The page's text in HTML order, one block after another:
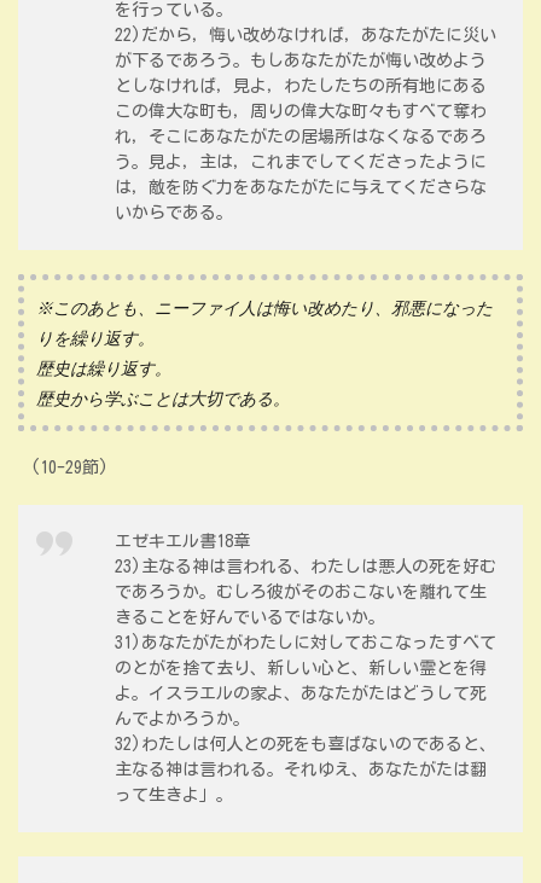
を行っている。
22)だから，悔い改めなければ，あなたがたに災い
が下るであろう。もしあなたがたが悔い改めよう
としなければ，見よ，わたしたちの所有地にある
この偉大な町も，周りの偉大な町々もすべて奪わ
れ，そこにあなたがたの居場所はなくなるであろ
う。見よ，主は，これまでしてくださったように
は，敵を防ぐ力をあなたがたに与えてくださらな
いからである。
※このあとも、ニーファイ人は悔い改めたり、邪悪になった
りを繰り返す。
歴史は繰り返す。
歴史から学ぶことは大切である。
(10-29節)
エゼキエル書18章
23)主なる神は言われる、わたしは悪人の死を好む
であろうか。むしろ彼がそのおこないを離れて生
きることを好んでいるではないか。
31)あなたがたがわたしに対しておこなったすべて
のとがを捨て去り、新しい心と、新しい霊とを得
よ。イスラエルの家よ、あなたがたはどうして死
んでよかろうか。
32)わたしは何人との死をも喜ばないのであると、
主なる神は言われる。それゆえ、あなたがたは翻
って生きよ」。